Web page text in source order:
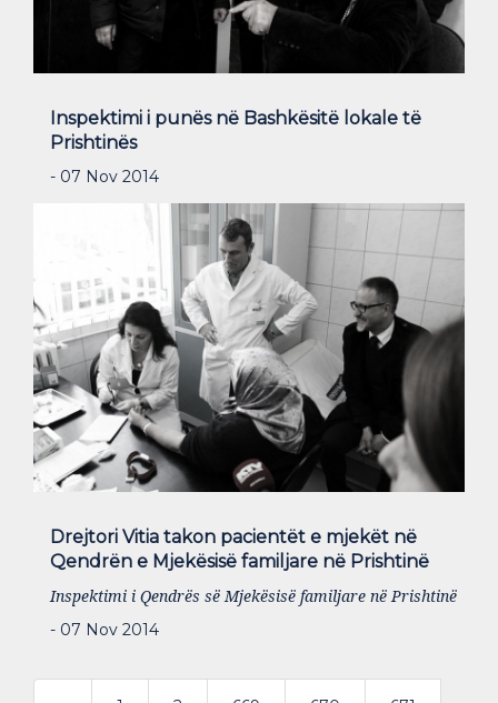
Inspektimi i punës në Bashkësitë lokale të
Prishtinës
- 07 Nov 2014
Drejtori Vitia takon pacientët e mjekët në
Qendrën e Mjekësisë familjare në Prishtinë
Inspektimi i Qendrës së Mjekësisë familjare në Prishtinë
- 07 Nov 2014